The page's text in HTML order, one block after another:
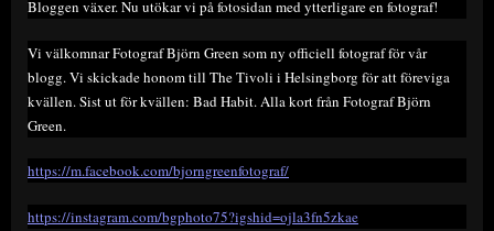
Bloggen växer. Nu utökar vi på fotosidan med ytterligare en fotograf!
Vi välkomnar Fotograf Björn Green som ny officiell fotograf för vår
blogg. Vi skickade honom till The Tivoli i Helsingborg för att föreviga
kvällen. Sist ut för kvällen: Bad Habit. Alla kort från Fotograf Björn
Green.
https://m.facebook.com/bjorngreenfotograf/
https://instagram.com/bgphoto75?igshid=ojla3fn5zkae